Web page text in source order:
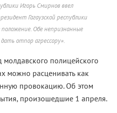
Игорь Смирнов ввел
Гагаузской республики
Обе непризнанные
отпор агрессору».
полицейского
можно расценивать как
провокацию. Об этом
произошедшие 1 апреля.